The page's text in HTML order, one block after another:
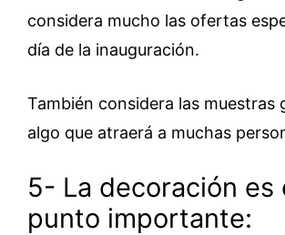
considera mucho las ofertas
día de la inauguración.
También considera las muestras
algo que atraerá a muchas
5- La decoración es
punto importante: